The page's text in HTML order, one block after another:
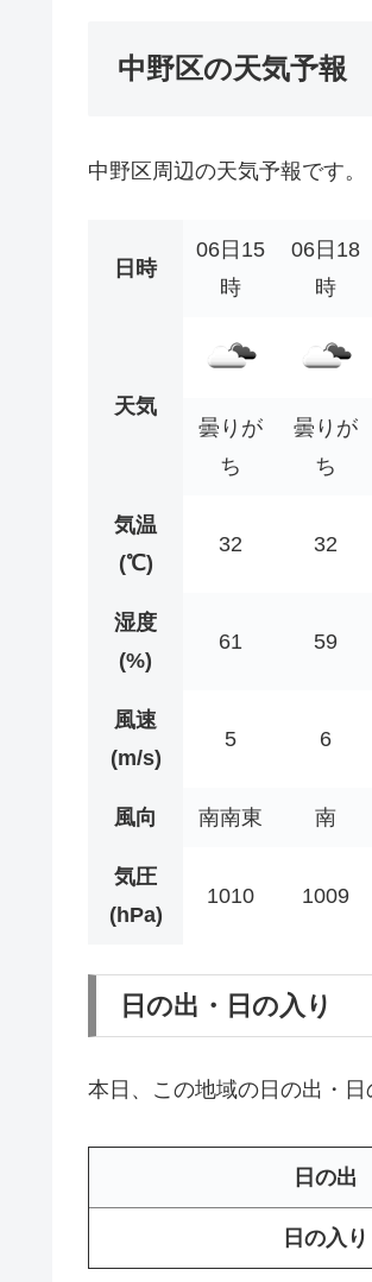
中野区の天気予報
中野区周辺の天気予報です。
日時
06日15
時
06日18
時
天気
曇りが
ち
曇りが
ち
気温
(℃)
32 32
湿度
(%)
61 59
風速
(m/s)
5 6
風向 南南東 南
気圧
(hPa)
1010 1009
日の出・日の入り
本日、この地域の日の出・日
日の出
日の入り